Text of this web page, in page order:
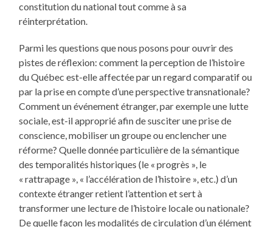
constitution du national tout comme à sa
réinterprétation.
Parmi les questions que nous posons pour ouvrir des
pistes de réflexion: comment la perception de l’histoire
du Québec est-elle affectée par un regard comparatif ou
par la prise en compte d’une perspective transnationale?
Comment un événement étranger, par exemple une lutte
sociale, est-il approprié afin de susciter une prise de
conscience, mobiliser un groupe ou enclencher une
réforme? Quelle donnée particulière de la sémantique
des temporalités historiques (le « progrès », le
« rattrapage », « l’accélération de l’histoire », etc.) d’un
contexte étranger retient l’attention et sert à
transformer une lecture de l’histoire locale ou nationale?
De quelle façon les modalités de circulation d’un élément